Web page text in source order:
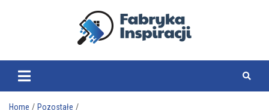
fabrykainspiracji.pl
Home
Pozostałe